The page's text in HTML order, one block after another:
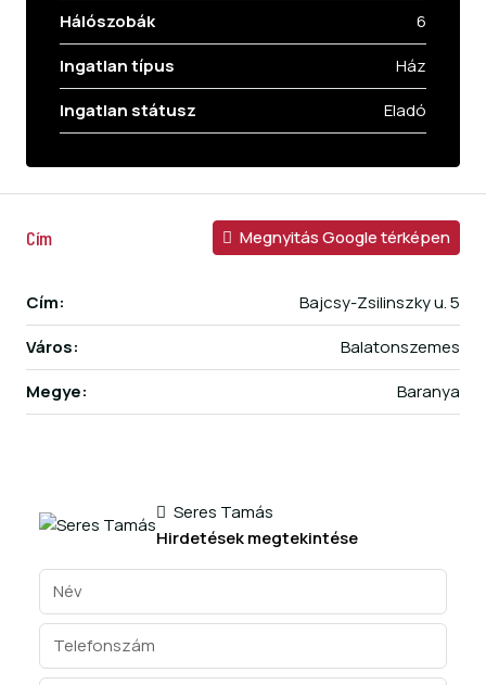
Hálószobák
6
Ingatlan típus
Ház
Ingatlan státusz
Eladó
Cím Megnyitás Google térképen
Cím:
Bajcsy-Zsilinszky u. 5
Város:
Balatonszemes
Megye:
Baranya
Seres Tamás
Hirdetések megtekintése